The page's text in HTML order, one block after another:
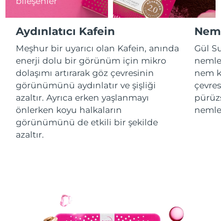
Aydınlatıcı Kafein
Meşhur bir uyarıcı olan Kafein, anında
enerji dolu bir görünüm için mikro
dolaşımı artırarak göz çevresinin
görünümünü aydınlatır ve şişliği
azaltır. Ayrıca erken yaşlanmayı
önlerken koyu halkaların
görünümünü de etkili bir şekilde
azaltır.
Gül
nem
İsrail
Tahmini teslim tarihi
İtalya
Tahmini teslim tarihi
08/08/2026
Japonya
Tahmini teslim tarihi
11/08/2026
Jersey
Tahmini teslim tarihi
13/08/2026
Kazakistan